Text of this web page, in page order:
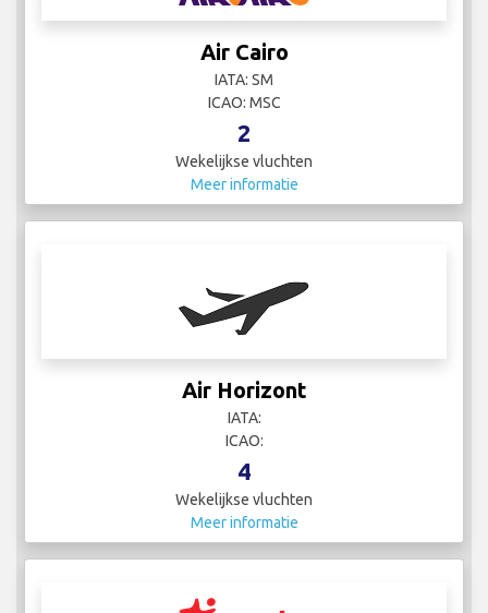
Air Cairo
IATA: SM
ICAO: MSC
2
Wekelijkse vluchten
Meer informatie
Air Horizont
IATA:
ICAO:
4
Wekelijkse vluchten
Meer informatie